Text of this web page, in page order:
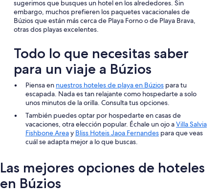
sugerimos que busques un hotel en los alrededores. Sin
embargo, muchos prefieren los paquetes vacacionales de
Búzios que están más cerca de Playa Forno o de Playa Brava,
otras dos playas excelentes.
Todo lo que necesitas saber
para un viaje a Búzios
Piensa en nuestros hoteles de playa en Búzios para tu
escapada. Nada es tan relajante como hospedarte a solo
unos minutos de la orilla. Consulta tus opciones.
También puedes optar por hospedarte en casas de
vacaciones, otra elección popular. Échale un ojo aVilla Salvia
Fishbone Areay Bliss Hoteis Jaoa Fernandes para que veas
cuál se adapta mejor a lo que buscas.
Las mejores opciones de hoteles
en Búzios